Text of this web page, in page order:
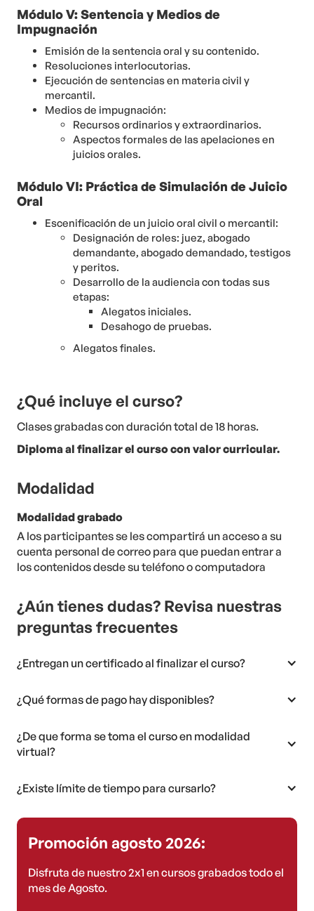
Módulo V: Sentencia y Medios de
Impugnación
Emisión de la sentencia oral y su contenido.
Resoluciones interlocutorias.
Ejecución de sentencias en materia civil y
mercantil.
Medios de impugnación:
Recursos ordinarios y extraordinarios.
Aspectos formales de las apelaciones en
juicios orales.
Módulo VI: Práctica de Simulación de Juicio
Oral
Escenificación de un juicio oral civil o mercantil:
Designación de roles: juez, abogado
demandante, abogado demandado, testigos
y peritos.
Desarrollo de la audiencia con todas sus
etapas:
Alegatos iniciales.
Desahogo de pruebas.
Alegatos finales.
¿Qué incluye el curso?
Clases grabadas con duración total de 18 horas.
Diploma al finalizar el curso con valor curricular.
Modalidad
Modalidad grabado
A los participantes se les compartirá un acceso a su
cuenta personal de correo para que puedan entrar a
los contenidos desde su teléfono o computadora
¿Aún tienes dudas? Revisa nuestras
preguntas frecuentes
¿Entregan un certificado al finalizar el curso?
¿Qué formas de pago hay disponibles?
¿De que forma se toma el curso en modalidad
virtual?
¿Existe límite de tiempo para cursarlo?
Promoción agosto 2026:
Disfruta de nuestro 2x1 en cursos grabados todo el
mes de Agosto.